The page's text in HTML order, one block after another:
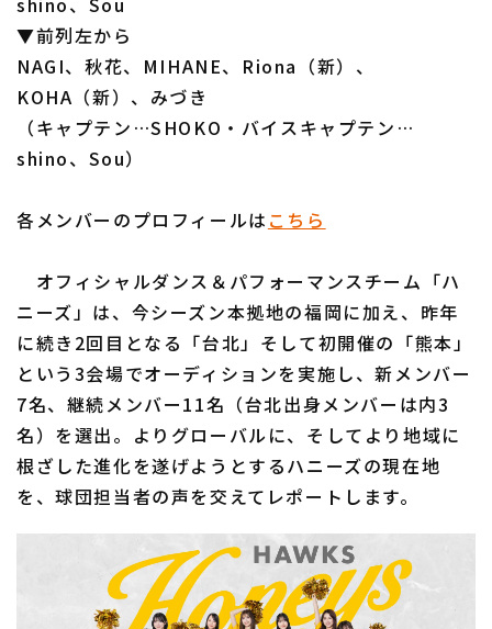
運営会社（別ウィンドウで開く） よくある質問
▼前列左から
NAGI、秋花、MIHANE、Riona（新）、
KOHA（新）、みづき
（キャプテン…SHOKO・バイスキャプテン…
shino、Sou）
各メンバーのプロフィールは こちら
オフィシャルダンス＆パフォーマンスチーム「ハ
ニーズ」は、今シーズン本拠地の福岡に加え、昨年
に続き2回目となる「台北」そして初開催の「熊本」
という3会場でオーディションを実施し、新メンバー
7名、継続メンバー11名（台北出身メンバーは内3
名）を選出。よりグローバルに、そしてより地域に
根ざした進化を遂げようとするハニーズの現在地
を、球団担当者の声を交えてレポートします。